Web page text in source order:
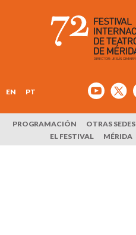
EN PT
PROGRAMACIÓN OTRAS SEDES
EL FESTIVAL
MÉRIDA